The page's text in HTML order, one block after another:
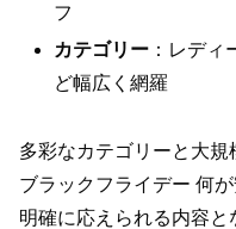
フ
カテゴリー ：レデ
ど幅広く網羅
多彩なカテゴリーと大
ブラックフライデー 何
明確に応えられる内容と